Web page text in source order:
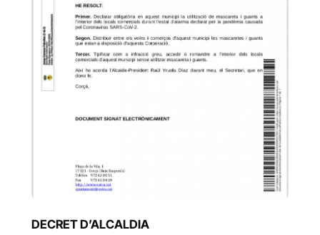
DECRET D’ALCALDIA